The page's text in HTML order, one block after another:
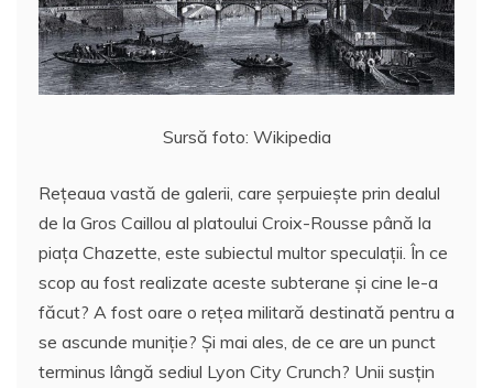
Sursă foto: Wikipedia
Rețeaua vastă de galerii, care şerpuieşte prin dealul
de la Gros Caillou al platoului Croix-Rousse până la
piaţa Chazette, este subiectul multor speculații. În ce
scop au fost realizate aceste subterane şi cine le-a
făcut? A fost oare o rețea militară destinată pentru a
se ascunde muniție? Și mai ales, de ce are un punct
terminus lângă sediul Lyon City Crunch? Unii susţin